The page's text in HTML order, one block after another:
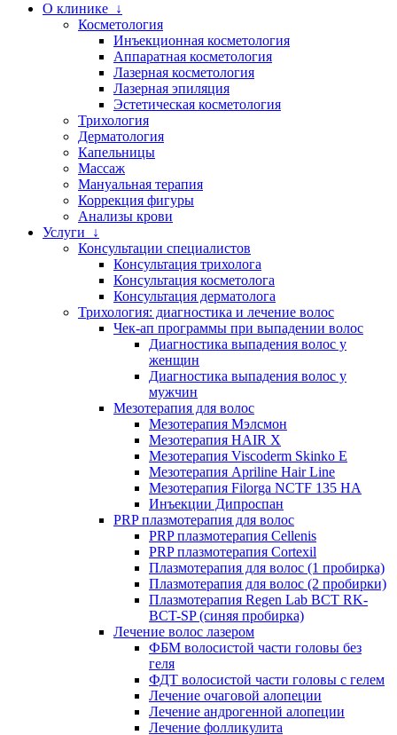
О клинике ↓
Косметология
Инъекционная косметология
Аппаратная косметология
Лазерная косметология
Лазерная эпиляция
Эстетическая косметология
Трихология
Дерматология
Капельницы
Массаж
Мануальная терапия
Коррекция фигуры
Анализы крови
Услуги ↓
Консультации специалистов
Консультация трихолога
Консультация косметолога
Консультация дерматолога
Трихология: диагностика и лечение волос
Чек-ап программы при выпадении волос
Диагностика выпадения волос у
женщин
Диагностика выпадения волос у
мужчин
Мезотерапия для волос
Мезотерапия Мэлсмон
Мезотерапия HAIR X
Мезотерапия Viscoderm Skinko E
Мезотерапия Apriline Hair Line
Мезотерапия Filorga NCTF 135 HA
Инъекции Дипроспан
PRP плазмотерапия для волос
PRP плазмотерапия Cellenis
PRP плазмотерапия Cortexil
Плазмотерапия для волос (1 пробирка)
Плазмотерапия для волос (2 пробирки)
Плазмотерапия Regen Lab BCT RK-
BCT-SP (синяя пробирка)
Лечение волос лазером
ФБМ волосистой части головы без
геля
ФДТ волосистой части головы с гелем
Лечение очаговой алопеции
Лечение андрогенной алопеции
Лечение фолликулита